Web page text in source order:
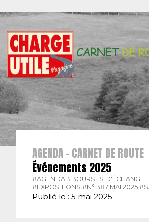
AGENDA - CARNET DE ROUTE
Événements 2025
#AGENDA. #BOURSES D'ÉCHANGE.
#EXPOSITIONS. #N° 387 MAI 2025.
Publié le : 5 mai 2025